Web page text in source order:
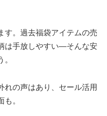
す。過去福袋アイテムの売
は手放しやすい—そんな安
れの声はあり、セール活用
。